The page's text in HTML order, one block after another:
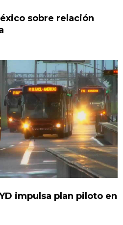
sobre relación
impulsa plan piloto en